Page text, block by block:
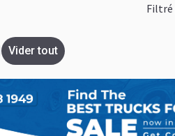
Filtré
Vider tout